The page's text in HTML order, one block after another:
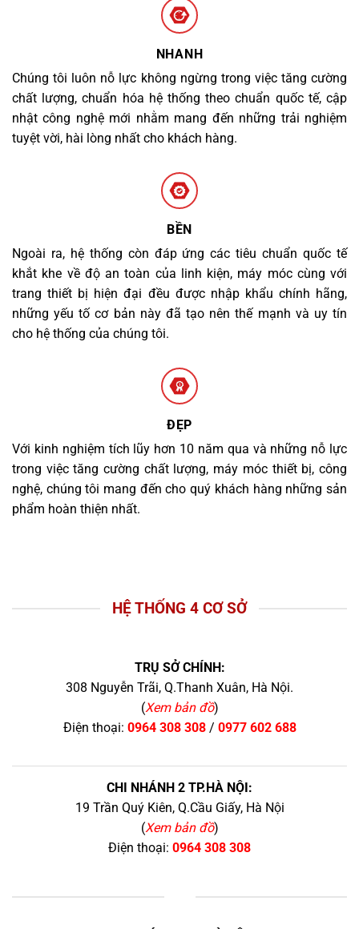
NHANH
Chúng tôi luôn nỗ lực không ngừng trong việc tăng cường
chất lượng, chuẩn hóa hệ thống theo chuẩn quốc tế, cập
nhật công nghệ mới nhằm mang đến những trải nghiệm
tuyệt vời, hài lòng nhất cho khách hàng.
BỀN
Ngoài ra, hệ thống còn đáp ứng các tiêu chuẩn quốc tế
khắt khe về độ an toàn của linh kiện, máy móc cùng với
trang thiết bị hiện đại đều được nhập khẩu chính hãng,
những yếu tố cơ bản này đã tạo nên thế mạnh và uy tín
cho hệ thống của chúng tôi.
ĐẸP
Với kinh nghiệm tích lũy hơn 10 năm qua và những nỗ lực
trong việc tăng cường chất lượng, máy móc thiết bị, công
nghệ, chúng tôi mang đến cho quý khách hàng những sản
phẩm hoàn thiện nhất.
HỆ THỐNG 4 CƠ SỞ
TRỤ SỞ CHÍNH:
308 Nguyễn Trãi, Q.Thanh Xuân, Hà Nội.
(Xem bản đồ)
Điện thoại: 0964 308 308/ 0977 602 688
CHI NHÁNH 2 TP.HÀ NỘI:
19 Trần Quý Kiên, Q.Cầu Giấy, Hà Nội
(Xem bản đồ)
Điện thoại: 0964 308 308